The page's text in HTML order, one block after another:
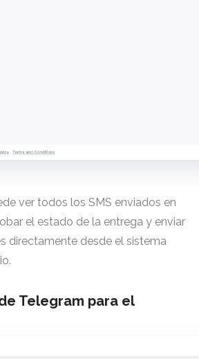
ver todos los SMS enviados en
el estado de la entrega y enviar
directamente desde el sistema
Telegram para el